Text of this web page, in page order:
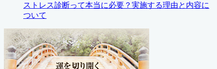
ストレス診断って本当に必要？実施する理由と内容に
ついて